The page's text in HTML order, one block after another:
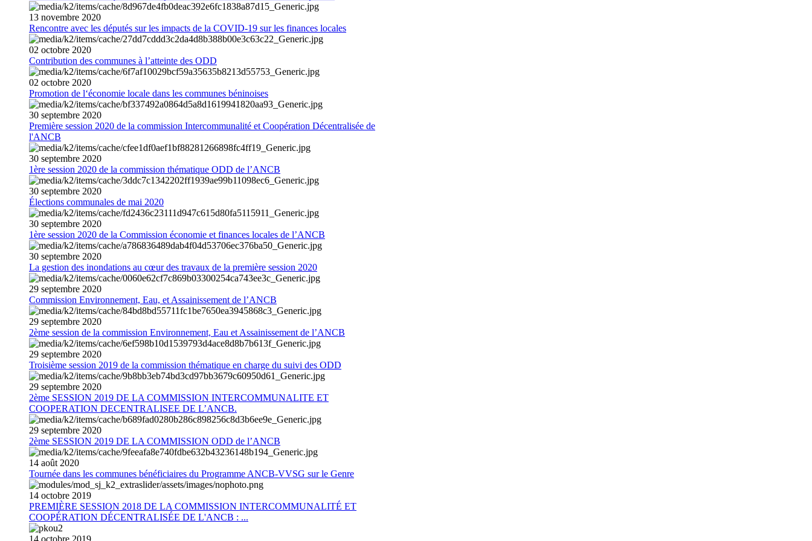
13 novembre 2020
Rencontre avec les députés sur les impacts de la COVID-19 sur les finances locales
02 octobre 2020
Contribution des communes à l’atteinte des ODD
02 octobre 2020
Promotion de l‘économie locale dans les communes béninoises
30 septembre 2020
Première session 2020 de la commission Intercommunalité et Coopération Décentralisée de
l'ANCB
30 septembre 2020
1ère session 2020 de la commission thématique ODD de l’ANCB
30 septembre 2020
Élections communales de mai 2020
30 septembre 2020
1ère session 2020 de la Commission économie et finances locales de l’ANCB
30 septembre 2020
La gestion des inondations au cœur des travaux de la première session 2020
29 septembre 2020
Commission Environnement, Eau, et Assainissement de l’ANCB
29 septembre 2020
2ème session de la commission Environnement, Eau et Assainissement de l’ANCB
29 septembre 2020
Troisième session 2019 de la commission thématique en charge du suivi des ODD
29 septembre 2020
2ème SESSION 2019 DE LA COMMISSION INTERCOMMUNALITE ET
COOPERATION DECENTRALISEE DE L’ANCB.
29 septembre 2020
2ème SESSION 2019 DE LA COMMISSION ODD de l’ANCB
14 août 2020
Tournée dans les communes bénéficiaires du Programme ANCB-VVSG sur le Genre
14 octobre 2019
PREMIÈRE SESSION 2018 DE LA COMMISSION INTERCOMMUNALITÉ ET
COOPÉRATION DÉCENTRALISÉE DE L'ANCB : ...
14 octobre 2019